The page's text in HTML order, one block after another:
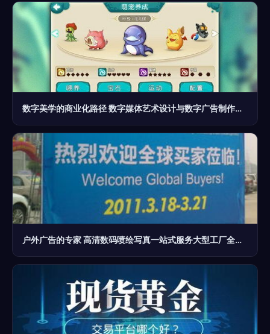
数字美学的商业化路径 数字媒体艺术设计与数字广告制作的融合创新
户外广告的专家 高清数码喷绘写真一站式服务大型工厂全解析